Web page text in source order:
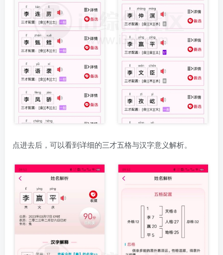
点进去后，可以看到详细的三才五格与汉字意义解析。